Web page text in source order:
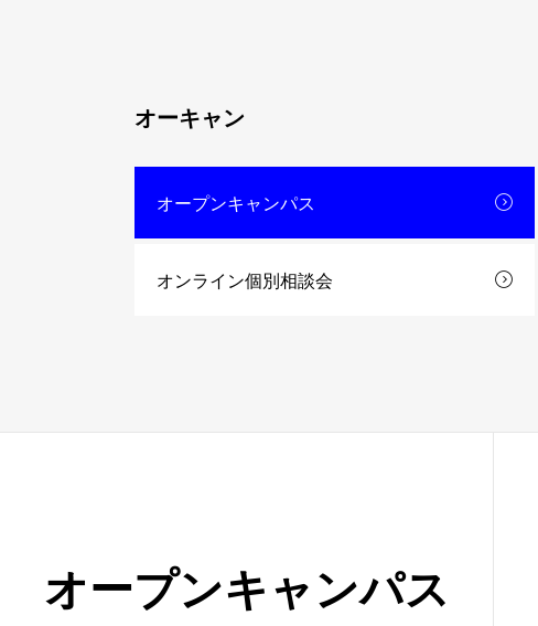
オーキャン
オープンキャンパス
オンライン個別相談会
オープンキャンパス